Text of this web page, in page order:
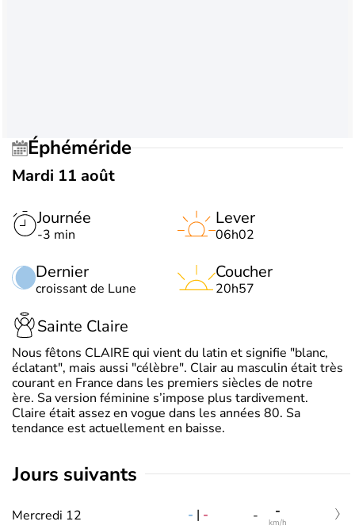
Éphéméride
Mardi 11 août
Journée
-3 min
Dernier
croissant de Lune
Lever
06h02
Coucher
20h57
Sainte Claire
Nous fêtons CLAIRE qui vient du latin et signifie "blanc,
éclatant", mais aussi "célèbre". Clair au masculin était très
courant en France dans les premiers siècles de notre
ère. Sa version féminine s’impose plus tardivement.
Claire était assez en vogue dans les années 80. Sa
tendance est actuellement en baisse.
jours suivants
Mercredi 12 - | - - -
km/h